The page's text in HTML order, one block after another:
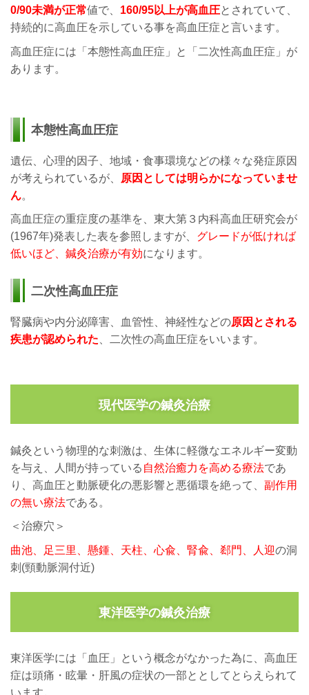
0/90未満が正常値で、 160/95以上が高血圧とされていて、
持続的に高血圧を示している事を高血圧症と言います。
高血圧症には「本態性高血圧症」と「二次性高血圧症」が
あります。
本態性高血圧症
遺伝、心理的因子、地域・食事環境などの様々な発症原因
が考えられているが、
原因としては明らかになっていませ
ん。
高血圧症の重症度の基準を、東大第３内科高血圧研究会が
(1967年)発表した表を参照しますが、 グレードが低ければ
低いほど、鍼灸治療が有効になります。
二次性高血圧症
腎臓病や内分泌障害、血管性、神経性などの原因とされる
疾患が認められた 、二次性の高血圧症をいいます。
現代医学の鍼灸治療
鍼灸という 物理的な刺激は、生体に軽微なエネルギー変動
を与え、人間が持っている 自然治癒力を高める療法であ
り、高血圧と動脈硬化の悪影響と悪循環を絶って、 副作用
の無い療法である。
＜治療穴＞
曲池、足三里、懸鍾、天柱、心兪、腎兪、郄門、 人迎の洞
刺(頸動脈洞付近)
東洋医学の鍼灸治療
東洋医学には「血圧」という概念がなかった為に、高血圧
症は頭痛・眩暈・肝風の症状の一部ととしてとらえられて
います。